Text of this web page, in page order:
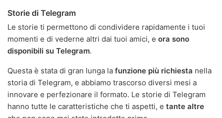
Storie di Telegram
Le storie ti permettono di condividere rapidamente i tuoi
momenti e di vederne altri dai tuoi amici, e ora sono
disponibili su Telegram.
Questa è stata di gran lunga la funzione più richiesta nella
storia di Telegram, e abbiamo trascorso diversi mesi a
innovare e perfezionare il formato. Le storie di Telegram
hanno tutte le caratteristiche che ti aspetti, e tante altre